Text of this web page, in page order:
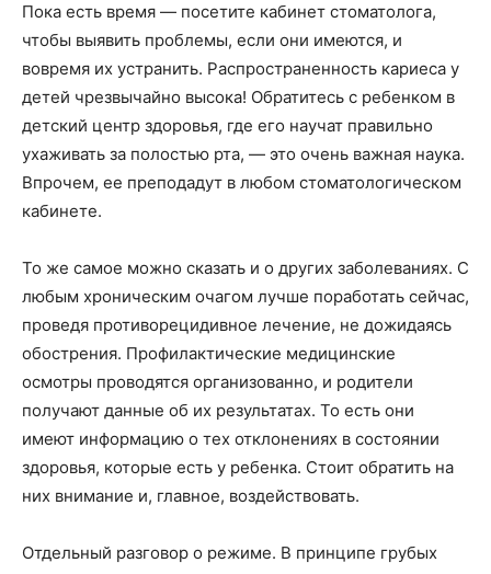
Пока есть время — посетите кабинет стоматолога,
чтобы выявить проблемы, если они имеются, и
вовремя их устранить. Распространенность кариеса у
детей чрезвычайно высока! Обратитесь с ребенком в
детский центр здоровья, где его научат правильно
ухаживать за полостью рта, — это очень важная наука.
Впрочем, ее преподадут в любом стоматологическом
кабинете.
То же самое можно сказать и о других заболеваниях. С
любым хроническим очагом лучше поработать сейчас,
проведя противорецидивное лечение, не дожидаясь
обострения. Профилактические медицинские
осмотры проводятся организованно, и родители
получают данные об их результатах. То есть они
имеют информацию о тех отклонениях в состоянии
здоровья, которые есть у ребенка. Стоит обратить на
них внимание и, главное, воздействовать.
Отдельный разговор о режиме. В принципе грубых